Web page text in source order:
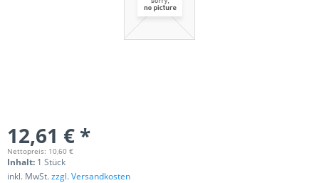
12,61 € *
Nettopreis: 10,60 €
Inhalt: 1 Stück
inkl. MwSt.zzgl. Versandkosten